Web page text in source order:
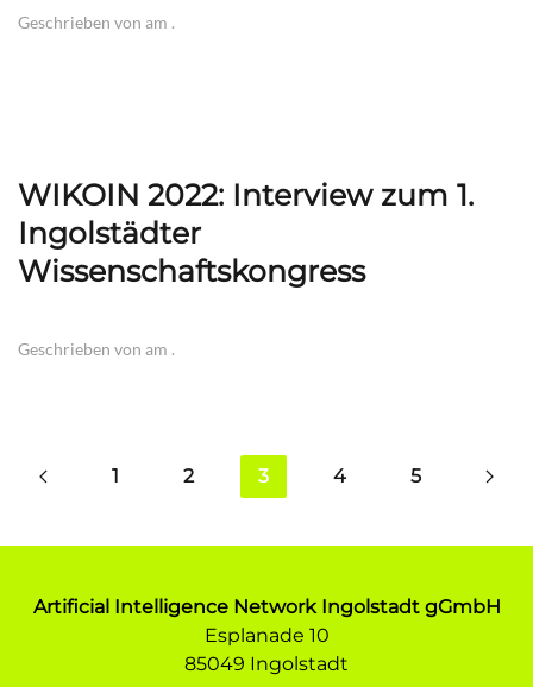
Geschrieben von am .
WIKOIN 2022: Interview zum 1.
Ingolstädter
Wissenschaftskongress
Geschrieben von am .
1 2 3 4 5
Artificial Intelligence Network Ingolstadt gGmbH
Esplanade 10
85049 Ingolstadt